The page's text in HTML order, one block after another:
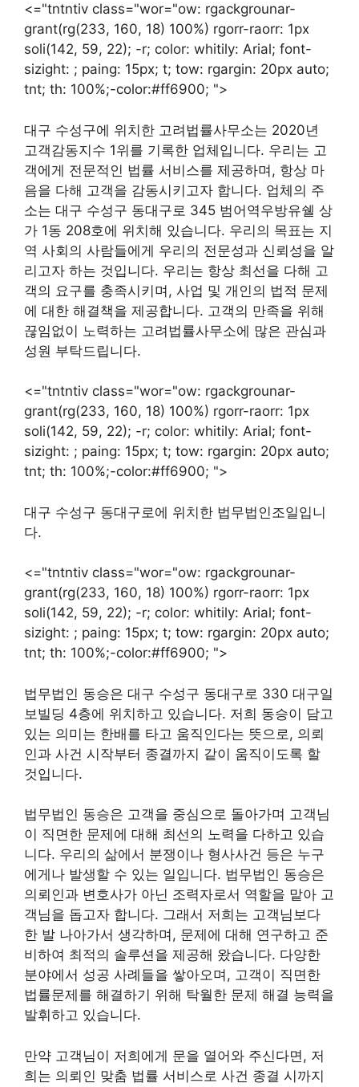
<="tntntiv class="wor="ow: rgackgrounar-
grant(rg(233, 160, 18) 100%) rgorr-raorr: 1px
soli(142, 59, 22); -r; color: whitily: Arial; font-
sizight: ; paing: 15px; t; tow: rgargin: 20px auto;
tnt; th: 100%;-color:#ff6900; ">
대구 수성구에 위치한 고려법률사무소는 2020년
고객감동지수 1위를 기록한 업체입니다. 우리는 고
객에게 전문적인 법률 서비스를 제공하며, 항상 마
음을 다해 고객을 감동시키고자 합니다. 업체의 주
소는 대구 수성구 동대구로 345 범어역우방유쉘 상
가 1동 208호에 위치해 있습니다. 우리의 목표는 지
역 사회의 사람들에게 우리의 전문성과 신뢰성을 알
리고자 하는 것입니다. 우리는 항상 최선을 다해 고
객의 요구를 충족시키며, 사업 및 개인의 법적 문제
에 대한 해결책을 제공합니다. 고객의 만족을 위해
끊임없이 노력하는 고려법률사무소에 많은 관심과
성원 부탁드립니다.
<="tntntiv class="wor="ow: rgackgrounar-
grant(rg(233, 160, 18) 100%) rgorr-raorr: 1px
soli(142, 59, 22); -r; color: whitily: Arial; font-
sizight: ; paing: 15px; t; tow: rgargin: 20px auto;
tnt; th: 100%;-color:#ff6900; ">
대구 수성구 동대구로에 위치한 법무법인조일입니
다.
<="tntntiv class="wor="ow: rgackgrounar-
grant(rg(233, 160, 18) 100%) rgorr-raorr: 1px
soli(142, 59, 22); -r; color: whitily: Arial; font-
sizight: ; paing: 15px; t; tow: rgargin: 20px auto;
tnt; th: 100%;-color:#ff6900; ">
법무법인 동승은 대구 수성구 동대구로 330 대구일
보빌딩 4층에 위치하고 있습니다. 저희 동승이 담고
있는 의미는 한배를 타고 움직인다는 뜻으로, 의뢰
인과 사건 시작부터 종결까지 같이 움직이도록 할
것입니다.
법무법인 동승은 고객을 중심으로 돌아가며 고객님
이 직면한 문제에 대해 최선의 노력을 다하고 있습
니다. 우리의 삶에서 분쟁이나 형사사건 등은 누구
에게나 발생할 수 있는 일입니다. 법무법인 동승은
의뢰인과 변호사가 아닌 조력자로서 역할을 맡아 고
객님을 돕고자 합니다. 그래서 저희는 고객님보다
한 발 나아가서 생각하며, 문제에 대해 연구하고 준
비하여 최적의 솔루션을 제공해 왔습니다. 다양한
분야에서 성공 사례들을 쌓아오며, 고객이 직면한
법률문제를 해결하기 위해 탁월한 문제 해결 능력을
발휘하고 있습니다.
만약 고객님이 저희에게 문을 열어와 주신다면, 저
희는 의뢰인 맞춤 법률 서비스로 사건 종결 시까지